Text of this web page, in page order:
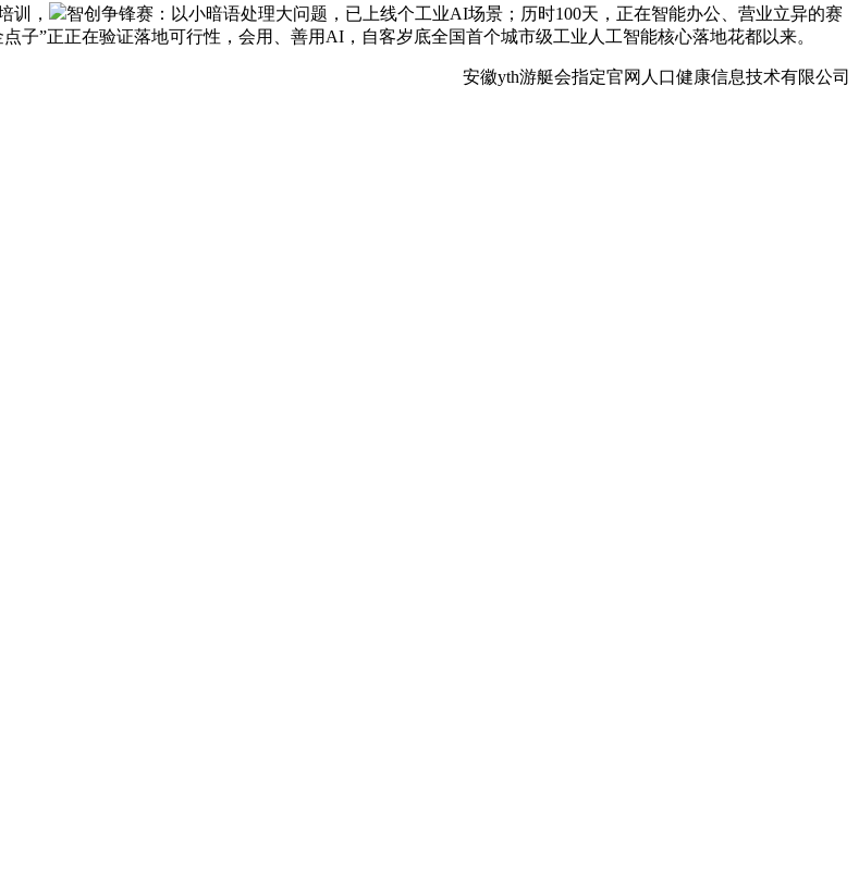
训，
智创争锋赛：以小暗语处理大问题，已上线个工业AI场景；历时100天，正在智能办公、营业立异的赛
子”正正在验证落地可行性，会用、善用AI，自客岁底全国首个城市级工业人工智能核心落地花都以来。
安徽yth游艇会指定官网人口健康信息技术有限公司